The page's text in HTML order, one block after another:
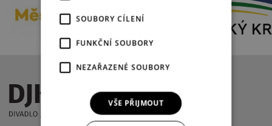
SOUBORY CÍLENÍ
FUNKČNÍ SOUBORY
NEZAŘAZENÉ SOUBORY
VŠE PŘIJMOUT